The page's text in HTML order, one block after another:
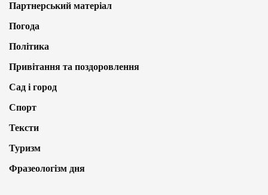
Партнерський матеріал
Погода
Політика
Привітання та поздоровлення
Сад і город
Спорт
Тексти
Туризм
Фразеологізм дня